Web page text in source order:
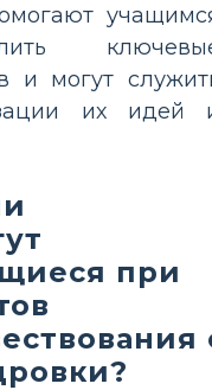
и могут
их идей
при